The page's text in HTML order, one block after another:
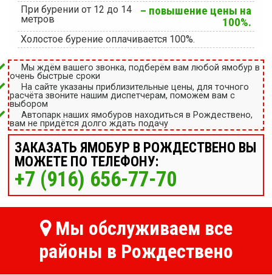
При бурении от 12 до 14
метров
– повышение цены на
100%.
Холостое бурение оплачивается 100%.
Мы ждём вашего звонка, подберём вам любой ямобур в
очень быстрые сроки
На сайте указаны приблизительные цены, для точного
расчёта звоните нашим диспетчерам, поможем вам с
выбором
Автопарк наших ямобуров находиться в Рождествено,
вам не придётся долго ждать подачу
ЗАКАЗАТЬ ЯМОБУР В РОЖДЕСТВЕНО ВЫ
МОЖЕТЕ ПО ТЕЛЕФОНУ:
+7 (916) 656-77-70
Мы обслуживаем все
районы в Рождествено